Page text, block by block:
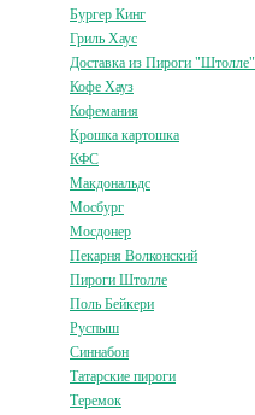
Бургер Кинг
Гриль Хаус
Доставка из Пироги "Штолле"
Кофе Хауз
Кофемания
Крошка картошка
КФС
Макдональдс
Мосбург
Мосдонер
Пекарня Волконский
Пироги Штолле
Поль Бейкери
Руспыш
Синнабон
Татарские пироги
Теремок